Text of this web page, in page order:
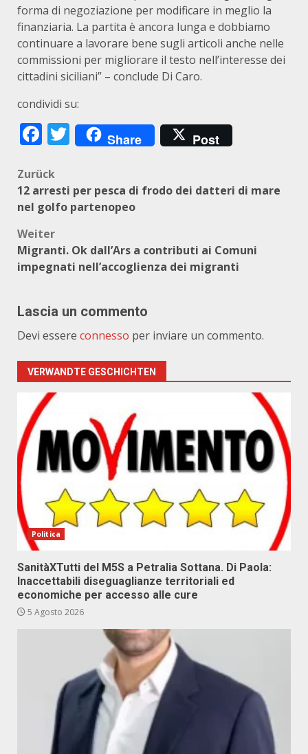
forma di negoziazione per modificare in meglio la
finanziaria. La partita è ancora lunga e dobbiamo
continuare a lavorare bene sugli articoli anche nelle
commissioni per migliorare il testo nell’interesse dei
cittadini siciliani” – conclude Di Caro.
condividi su:
Facebook
Twitter
Share Post
Beitragsnavigation
Zurück
12 arresti per pesca di frodo dei datteri di mare
nel golfo partenopeo
Weiter
Migranti. Ok dall’Ars a contributi ai Comuni
impegnati nell’accoglienza dei migranti
Lascia un commento
Devi essere connesso per inviare un commento.
VERWANDTE GESCHICHTEN
Politica
SanitàXTutti del M5S a Petralia Sottana. Di Paola:
Inaccettabili diseguaglianze territoriali ed
economiche per accesso alle cure
5 Agosto 2026